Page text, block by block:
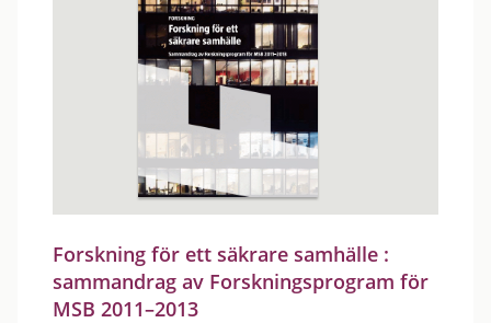
Forskning för ett säkrare samhälle :
sammandrag av Forskningsprogram för
MSB 2011–2013